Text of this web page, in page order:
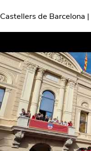
Castellers de Barcelona |